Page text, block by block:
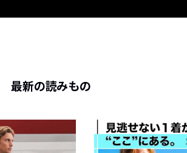
最新の読みもの